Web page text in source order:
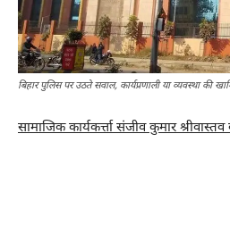
बिहार पुलिस पर उठते सवाल, कार्यप्रणाली या व्यवस्था की
सामाजिक कार्यकर्त्ता संजीव कुमार